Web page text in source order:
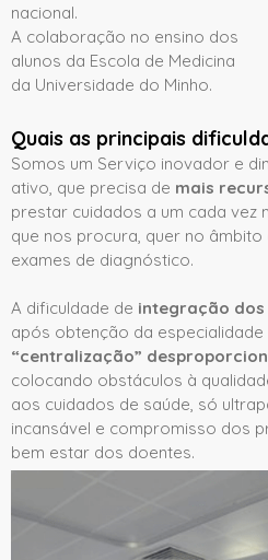
nacional.
A colaboração no ensino dos
alunos da Escola de Medicina
da Universidade do Minho.
Quais as principais
Somos um Serviço inovador e
ativo, que precisa de mais
prestar cuidados a um cada vez
que nos procura, quer no âmbito
exames de diagnóstico.
A dificuldade de integração
após obtenção da especialidade
“centralização”
colocando obstáculos à
aos cuidados de saúde, só
incansável e compromisso dos
bem estar dos doentes.